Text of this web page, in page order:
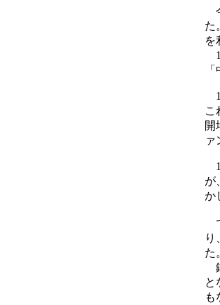
た
を
こ
開
ァ
が
か
り
た
と
も